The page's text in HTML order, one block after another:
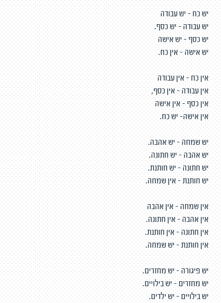
יש כח - יש עבודה
יש עבודה - יש כסף.
יש כסף - יש אישה
יש אישה - אין כח.
אין כח - אין עבודה
אין עבודה - אין כסף,
אין כסף - אין אישה
אין אישה- יש כח.
יש שמחה - יש אהבה.
יש אהבה - יש חתונה.
יש חתונה - יש חותנת.
יש חותנת - אין שמחה.
אין שמחה - אין אהבה
אין אהבה - אין חתונה.
אין חתונה - אין חותנת.
אין חותנת - יש שמחה.
יש פיגורה - יש מחזרים.
יש מחזרים - יש בילויים.
יש בילויים - יש ילדים.